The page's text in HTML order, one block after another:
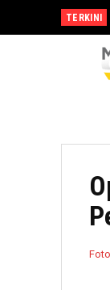
TERKINI
Foto